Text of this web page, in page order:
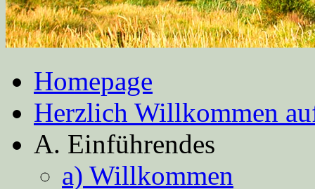
Homepage
Herzlich Willkommen
A. Einführendes
a) Willkommen